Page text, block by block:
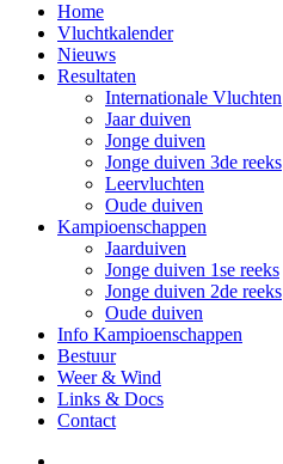
Home
Vluchtkalender
Nieuws
Resultaten
Internationale Vluchten
Jaar duiven
Jonge duiven
Jonge duiven 3de reeks
Leervluchten
Oude duiven
Kampioenschappen
Jaarduiven
Jonge duiven 1se reeks
Jonge duiven 2de reeks
Oude duiven
Info Kampioenschappen
Bestuur
Weer & Wind
Links & Docs
Contact